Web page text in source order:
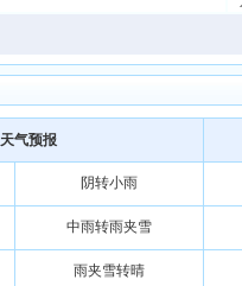
天气预报
阴转小雨
中雨转雨夹雪
雨夹雪转晴